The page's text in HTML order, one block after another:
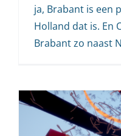
ja, Brabant is een
Holland dat is. En
Brabant zo naast